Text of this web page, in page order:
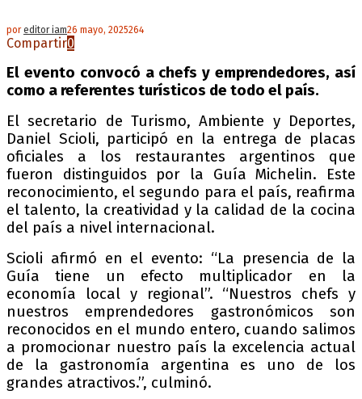
poreditor iam26 mayo, 2025264
Compartir0
El evento convocó a chefs y emprendedores, así
como a referentes turísticos de todo el país.
El secretario de Turismo, Ambiente y Deportes,
Daniel Scioli, participó en la entrega de placas
oficiales a los restaurantes argentinos que
fueron distinguidos por la Guía Michelin. Este
reconocimiento, el segundo para el país, reafirma
el talento, la creatividad y la calidad de la cocina
del país a nivel internacional.
Scioli afirmó en el evento: “La presencia de la
Guía tiene un efecto multiplicador en la
economía local y regional”. “Nuestros chefs y
nuestros emprendedores gastronómicos son
reconocidos en el mundo entero, cuando salimos
a promocionar nuestro país la excelencia actual
de la gastronomía argentina es uno de los
grandes atractivos.”, culminó.